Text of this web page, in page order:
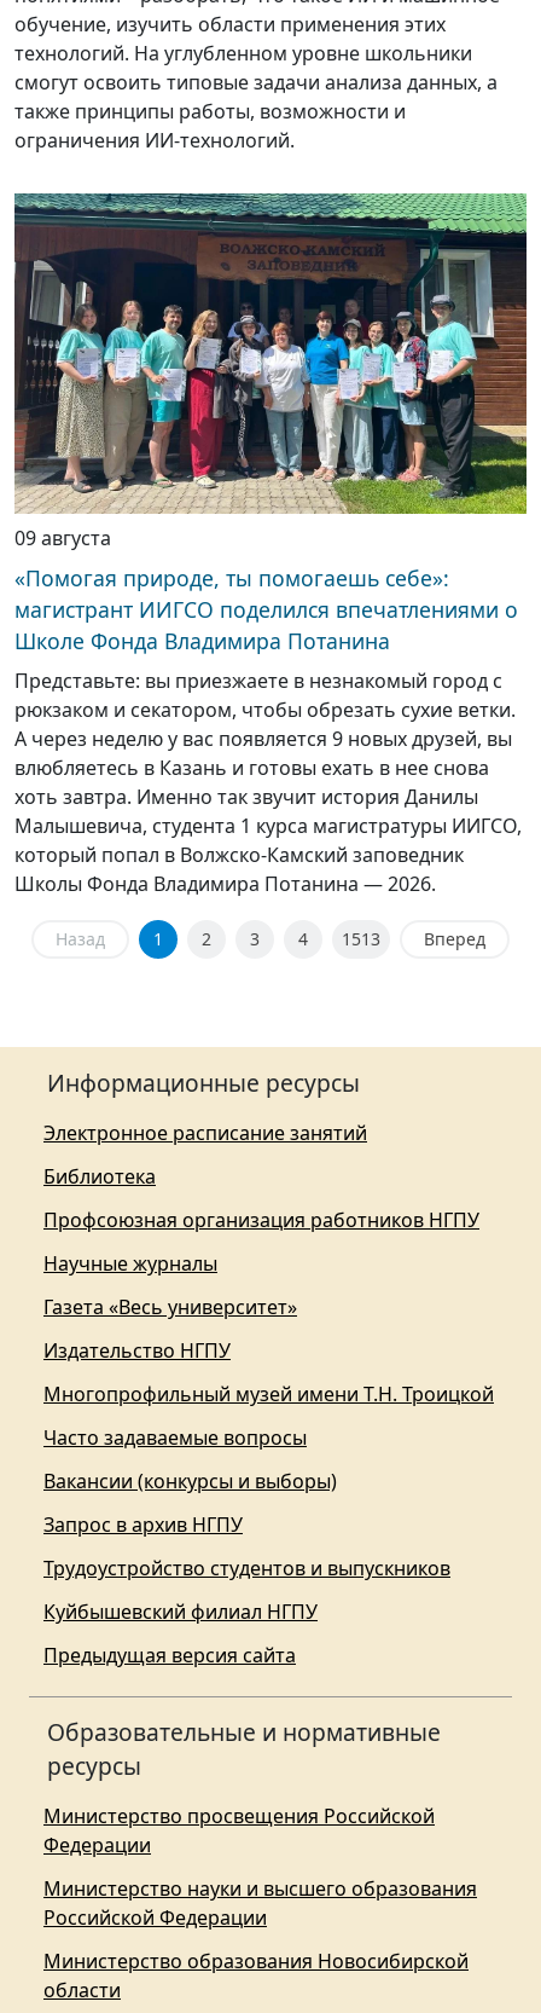
обучение, изучить области применения этих
технологий. На углубленном уровне школьники
смогут освоить типовые задачи анализа данных, а
также принципы работы, возможности и
ограничения ИИ-технологий.
09 августа
«Помогая природе, ты помогаешь себе»:
магистрант ИИГСО поделился впечатлениями о
Школе Фонда Владимира Потанина
Представьте: вы приезжаете в незнакомый город с
рюкзаком и секатором, чтобы обрезать сухие ветки.
А через неделю у вас появляется 9 новых друзей, вы
влюбляетесь в Казань и готовы ехать в нее снова
хоть завтра. Именно так звучит история Данилы
Малышевича, студента 1 курса магистратуры ИИГСО,
который попал в Волжско-Камский заповедник
Школы Фонда Владимира Потанина — 2026.
Назад 1 2 3 4 1513 Вперед
Информационные ресурсы
Электронное расписание занятий
Библиотека
Профсоюзная организация работников НГПУ
Научные журналы
Газета «Весь университет»
Издательство НГПУ
Многопрофильный музей имени Т.Н. Троицкой
Часто задаваемые вопросы
Вакансии (конкурсы и выборы)
Запрос в архив НГПУ
Трудоустройство студентов и выпускников
Куйбышевский филиал НГПУ
Предыдущая версия сайта
Образовательные и нормативные
ресурсы
Министерство просвещения Российской
Федерации
Министерство науки и высшего образования
Российской Федерации
Министерство образования Новосибирской
области